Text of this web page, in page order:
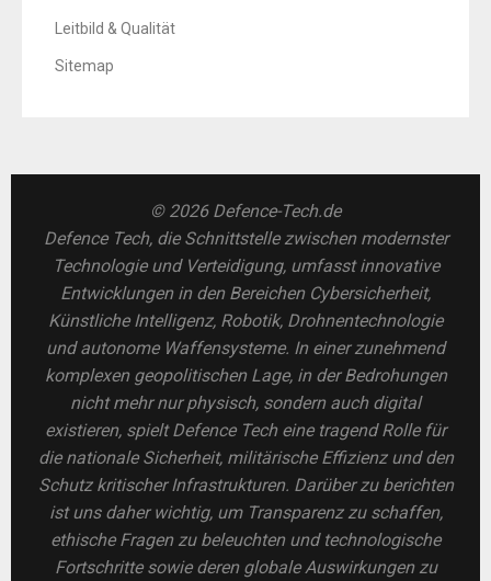
Leitbild & Qualität
Sitemap
© 2026 Defence-Tech.de
Defence Tech, die Schnittstelle zwischen modernster
Technologie und Verteidigung, umfasst innovative
Entwicklungen in den Bereichen Cybersicherheit,
Künstliche Intelligenz, Robotik, Drohnentechnologie
und autonome Waffensysteme. In einer zunehmend
komplexen geopolitischen Lage, in der Bedrohungen
nicht mehr nur physisch, sondern auch digital
existieren, spielt Defence Tech eine tragend Rolle für
die nationale Sicherheit, militärische Effizienz und den
Schutz kritischer Infrastrukturen. Darüber zu berichten
ist uns daher wichtig, um Transparenz zu schaffen,
ethische Fragen zu beleuchten und technologische
Fortschritte sowie deren globale Auswirkungen zu